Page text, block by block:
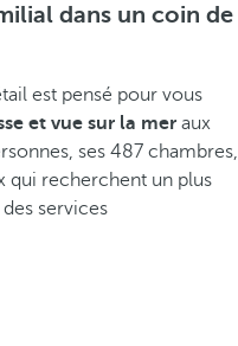
dans un coin de
est pensé pour vous
et vue sur la mer aux
ses 487 chambres,
qui recherchent un plus
services